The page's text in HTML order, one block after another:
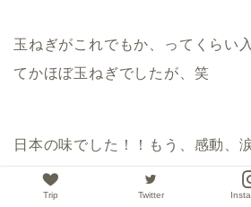
玉ねぎがこれでもか、ってくらい
てかほぼ玉ねぎでしたが、笑
日本の味でした！！もう、感動、
ません。
Trip Twitter